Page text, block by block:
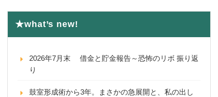
★what’s new!
2026年7月末 借金と貯金報告～恐怖のリボ 振り返
り
鼓室形成術から3年。まさかの急展開と、私の出し